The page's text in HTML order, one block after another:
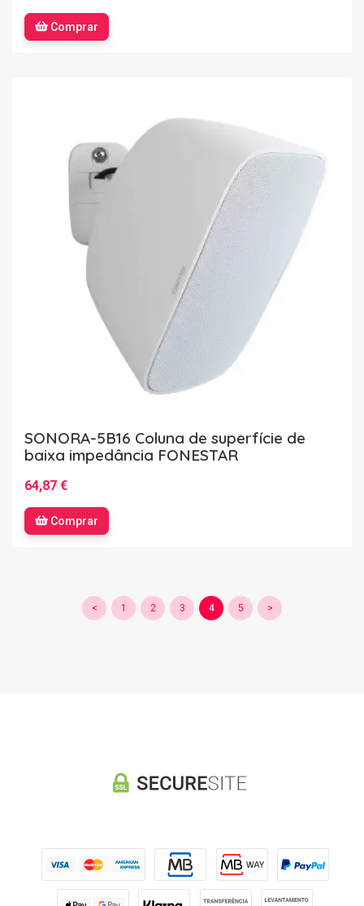
Comprar
SONORA-5B16 Coluna de superfície de
baixa impedância FONESTAR
64,87 €
Comprar
< 1 2 3 4 5 >